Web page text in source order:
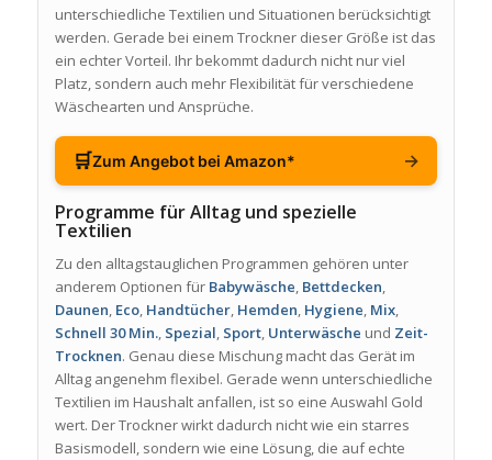
unterschiedliche Textilien und Situationen berücksichtigt
werden. Gerade bei einem Trockner dieser Größe ist das
ein echter Vorteil. Ihr bekommt dadurch nicht nur viel
Platz, sondern auch mehr Flexibilität für verschiedene
Wäschearten und Ansprüche.
🛒Zum Angebot bei Amazon* →
Programme für Alltag und spezielle
Textilien
Zu den alltagstauglichen Programmen gehören unter
anderem Optionen für Babywäsche, Bettdecken,
Daunen, Eco, Handtücher, Hemden, Hygiene, Mix,
Schnell 30 Min., Spezial, Sport, Unterwäsche und Zeit-
Trocknen. Genau diese Mischung macht das Gerät im
Alltag angenehm flexibel. Gerade wenn unterschiedliche
Textilien im Haushalt anfallen, ist so eine Auswahl Gold
wert. Der Trockner wirkt dadurch nicht wie ein starres
Basismodell, sondern wie eine Lösung, die auf echte